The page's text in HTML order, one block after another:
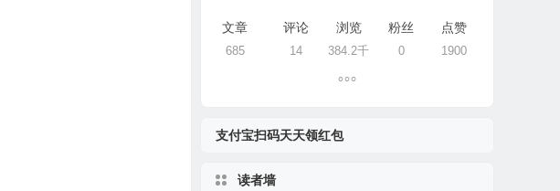
文章
685
评论
14
浏览
384.2千
粉丝
0
点赞
1900
支付宝扫码天天领红包
读者墙